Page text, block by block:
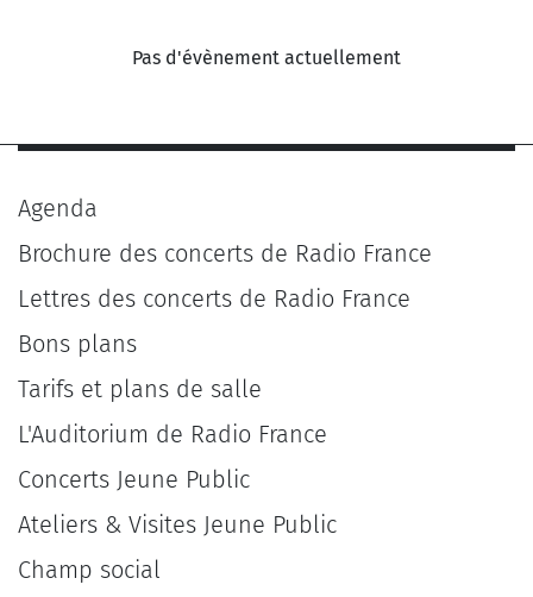
Pas d'évènement actuellement
Agenda
Brochure des concerts de Radio France
Lettres des concerts de Radio France
Bons plans
Tarifs et plans de salle
L'Auditorium de Radio France
Concerts Jeune Public
Ateliers & Visites Jeune Public
Champ social